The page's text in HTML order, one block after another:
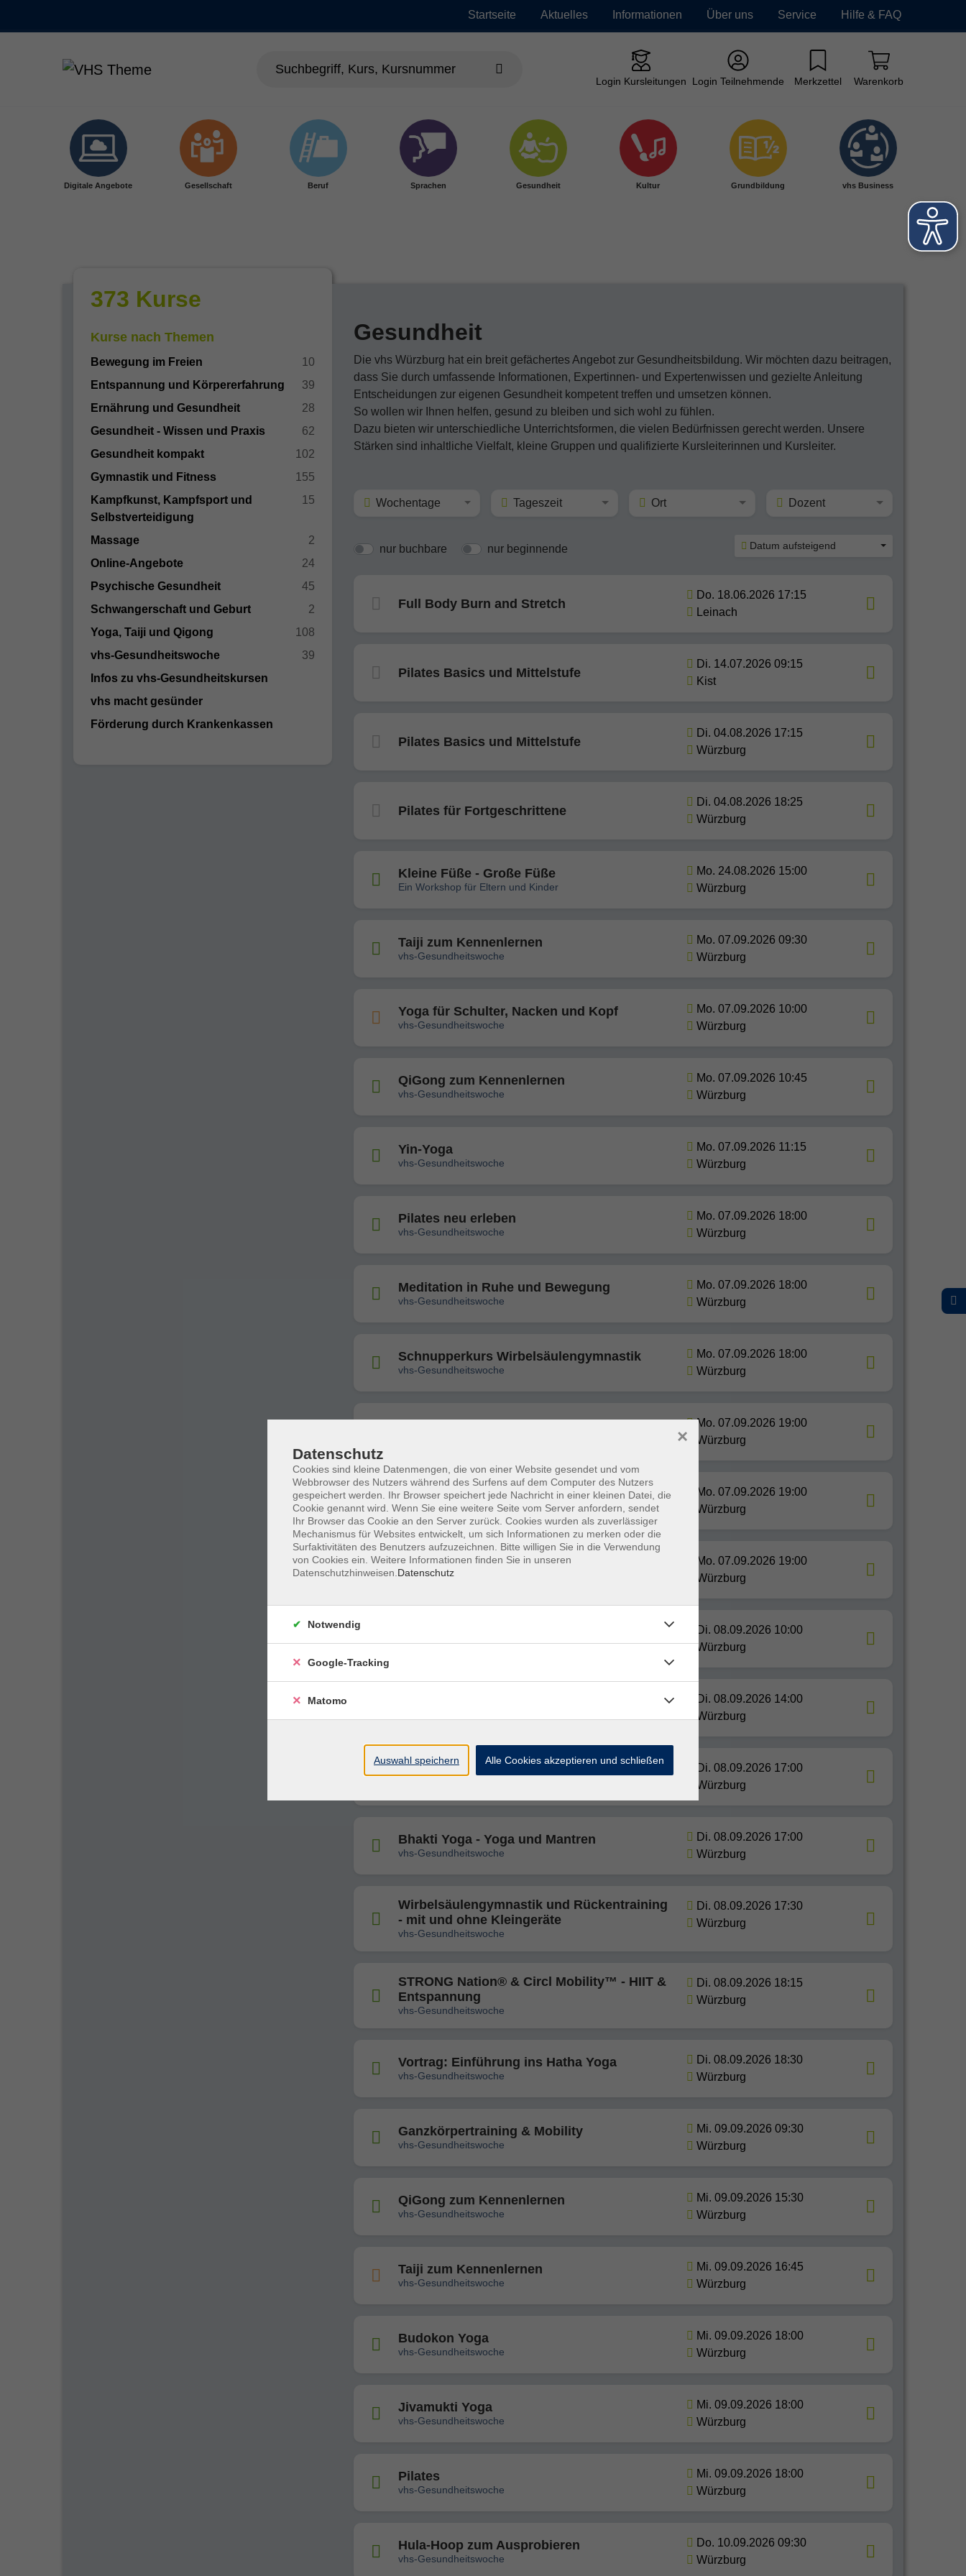
Startseite Aktuelles Informationen Über uns Service Hilfe & FAQ
Login Kursleitungen Login Teilnehmende Merkzettel Warenkorb
Digitale Angebote Gesellschaft Beruf Sprachen Gesundheit Kultur Grundbildung vhs Business
373 Kurse
Kurse nach Themen
Bewegung im Freien
10
Entspannung und Körpererfahrung
39
Ernährung und Gesundheit
28
Gesundheit - Wissen und Praxis
62
Gesundheit kompakt
102
Gymnastik und Fitness
155
Kampfkunst, Kampfsport und
Selbstverteidigung
15
Massage
2
Online-Angebote
24
Psychische Gesundheit
45
Schwangerschaft und Geburt
2
Yoga, Taiji und Qigong
108
vhs-Gesundheitswoche
39
Infos zu vhs-Gesundheitskursen
vhs macht gesünder
Förderung durch Krankenkassen
Gesundheit
Die vhs Würzburg hat ein breit gefächertes Angebot zur Gesundheitsbildung. Wir möchten dazu beitragen,
dass Sie durch umfassende Informationen, Expertinnen- und Expertenwissen und gezielte Anleitung
Entscheidungen zur eigenen Gesundheit kompetent treffen und umsetzen können.
So wollen wir Ihnen helfen, gesund zu bleiben und sich wohl zu fühlen.
Dazu bieten wir unterschiedliche Unterrichtsformen, die vielen Bedürfnissen gerecht werden. Unsere
Stärken sind inhaltliche Vielfalt, kleine Gruppen und qualifizierte Kursleiterinnen und Kursleiter.
Wochentage Tageszeit Ort Dozent
nur buchbare nur beginnende Datum aufsteigend
Full Body Burn and Stretch
Do. 18.06.2026 17:15
Leinach
Pilates Basics und Mittelstufe
Di. 14.07.2026 09:15
Kist
Pilates Basics und Mittelstufe
Di. 04.08.2026 17:15
Würzburg
Pilates für Fortgeschrittene
Di. 04.08.2026 18:25
Würzburg
Kleine Füße - Große Füße
Ein Workshop für Eltern und Kinder
Mo. 24.08.2026 15:00
Würzburg
Taiji zum Kennenlernen
vhs-Gesundheitswoche
Mo. 07.09.2026 09:30
Würzburg
Yoga für Schulter, Nacken und Kopf
vhs-Gesundheitswoche
Mo. 07.09.2026 10:00
Würzburg
QiGong zum Kennenlernen
vhs-Gesundheitswoche
Mo. 07.09.2026 10:45
Würzburg
Yin-Yoga
vhs-Gesundheitswoche
Mo. 07.09.2026 11:15
Würzburg
Pilates neu erleben
vhs-Gesundheitswoche
Mo. 07.09.2026 18:00
Würzburg
Meditation in Ruhe und Bewegung
vhs-Gesundheitswoche
Mo. 07.09.2026 18:00
Würzburg
Schnupperkurs Wirbelsäulengymnastik
vhs-Gesundheitswoche
Mo. 07.09.2026 18:00
Würzburg
Mo. 07.09.2026 19:00
Würzburg
Yoga zum Ausprobieren
vhs-Gesundheitswoche
Mo. 07.09.2026 19:00
Würzburg
Bodyforming zum Schnuppern
vhs-Gesundheitswoche
Mo. 07.09.2026 19:00
Würzburg
vhs-Gesundheitswoche
Di. 08.09.2026 10:00
Würzburg
Di. 08.09.2026 14:00
Würzburg
Hula-Hoop zum Ausprobieren
Di. 08.09.2026 17:00
Würzburg
Bhakti Yoga - Yoga und Mantren
vhs-Gesundheitswoche
Di. 08.09.2026 17:00
Würzburg
Wirbelsäulengymnastik und Rückentraining
- mit und ohne Kleingeräte
vhs-Gesundheitswoche
Di. 08.09.2026 17:30
Würzburg
STRONG Nation® & Circl Mobility™ - HIIT &
Entspannung
vhs-Gesundheitswoche
Di. 08.09.2026 18:15
Würzburg
Vortrag: Einführung ins Hatha Yoga
vhs-Gesundheitswoche
Di. 08.09.2026 18:30
Würzburg
Ganzkörpertraining & Mobility
vhs-Gesundheitswoche
Mi. 09.09.2026 09:30
Würzburg
QiGong zum Kennenlernen
vhs-Gesundheitswoche
Mi. 09.09.2026 15:30
Würzburg
Taiji zum Kennenlernen
vhs-Gesundheitswoche
Mi. 09.09.2026 16:45
Würzburg
Budokon Yoga
vhs-Gesundheitswoche
Mi. 09.09.2026 18:00
Würzburg
Jivamukti Yoga
vhs-Gesundheitswoche
Mi. 09.09.2026 18:00
Würzburg
Pilates
vhs-Gesundheitswoche
Mi. 09.09.2026 18:00
Würzburg
Hula-Hoop zum Ausprobieren
vhs-Gesundheitswoche
Do. 10.09.2026 09:30
Würzburg
Datenschutz
Cookies sind kleine Datenmengen, die von einer Website gesendet und vom
Webbrowser des Nutzers während des Surfens auf dem Computer des Nutzers
gespeichert werden. Ihr Browser speichert jede Nachricht in einer kleinen Datei, die
Cookie genannt wird. Wenn Sie eine weitere Seite vom Server anfordern, sendet
Ihr Browser das Cookie an den Server zurück. Cookies wurden als zuverlässiger
Mechanismus für Websites entwickelt, um sich Informationen zu merken oder die
Surfaktivitäten des Benutzers aufzuzeichnen. Bitte willigen Sie in die Verwendung
von Cookies ein. Weitere Informationen finden Sie in unseren
Datenschutzhinweisen. Datenschutz
×
Notwendig
Google-Tracking
Matomo
Auswahl speichern Alle Cookies akzeptieren und schließen